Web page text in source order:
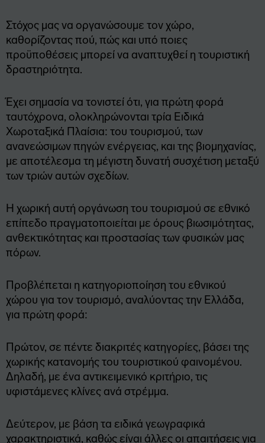
Στόχος μας να οργανώσουμε τον χώρο,
καθορίζοντας πού, πώς και υπό ποιες
προϋποθέσεις μπορεί να αναπτυχθεί η τουριστική
δραστηριότητα.
Έχει σημασία να τονιστεί ότι, για πρώτη φορά
ταυτόχρονα, ολοκληρώνονται τρία Ειδικά
Χωροταξικά Πλαίσια: του τουρισμού, των
ανανεώσιμων πηγών ενέργειας, και της βιομηχανίας,
με αποτέλεσμα τη μέγιστη δυνατή συσχέτιση μεταξύ
των τριών αυτών σχεδίων.
Η χωρική αυτή οργάνωση του τουρισμού σε εθνικό
επίπεδο πραγματοποιείται με όρους βιωσιμότητας,
ανθεκτικότητας και προστασίας των φυσικών μας
πόρων.
Προβλέπεται η κατηγοριοποίηση του εθνικού
χώρου για τον τουρισμό, αναλύοντας την Ελλάδα,
για πρώτη φορά:
Πρώτον, σε πέντε διακριτές κατηγορίες, βάσει της
χωρικής κατανομής του τουριστικού φαινομένου.
Δηλαδή, με ένα αντικειμενικό κριτήριο, τις
υφιστάμενες κλίνες ανά στρέμμα.
Δεύτερον, με βάση τα ειδικά γεωγραφικά
χαρακτηριστικά, καθώς είναι άλλες οι απαιτήσεις για